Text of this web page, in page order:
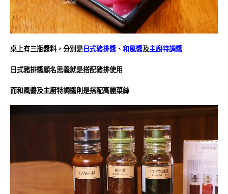
桌上有三瓶醬料，分別是日式豬排醬 、 和風醬及主廚特調醬
日式豬排醬顧名思義就是搭配豬排使用
而和風醬及主廚特調醬則是搭配高麗菜絲